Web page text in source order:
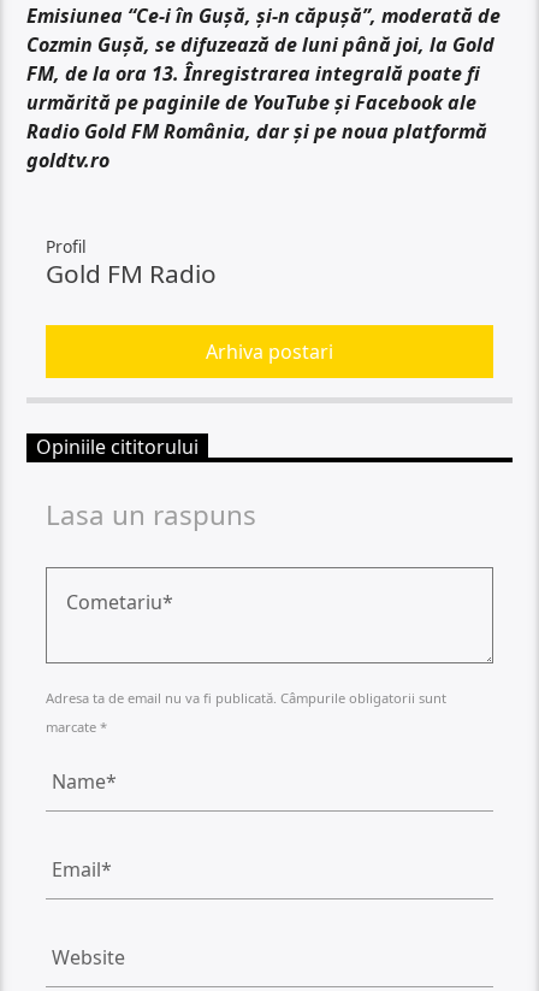
Emisiunea “Ce-i în Gușă, și-n căpușă”, moderată de
Cozmin Gușă, se difuzează de luni până joi, la Gold
FM, de la ora 13. Înregistrarea integrală poate fi
urmărită pe paginile de YouTube și Facebook ale
Radio Gold FM România, dar și pe noua platformă
goldtv.ro
Profil
Gold FM Radio
Arhiva postari
Opiniile cititorului
Lasa un raspuns
Adresa ta de email nu va fi publicată. Câmpurile obligatorii sunt
marcate *